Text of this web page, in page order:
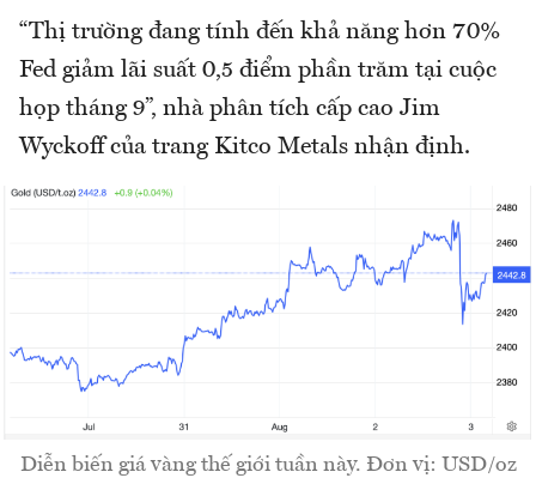
“Thị trường đang tính đến khả năng hơn 70%
Fed giảm lãi suất 0,5 điểm phần trăm tại cuộc
họp tháng 9”, nhà phân tích cấp cao Jim
Wyckoff của trang Kitco Metals nhận định.
Diễn biến giá vàng thế giới tuần này. Đơn vị: USD/oz